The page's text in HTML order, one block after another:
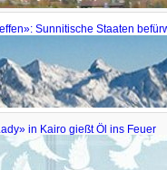
Sunnitische Staaten
USA werden Israel nicht wie ein
Endet der «arabische
in Kairo gießt Öl ins Feuer
sich auf israelisch-